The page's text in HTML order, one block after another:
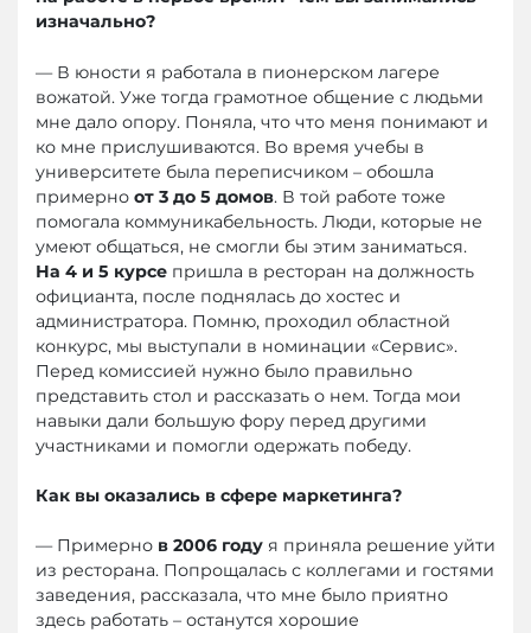
изначально?
— В юности я работала в пионерском лагере
вожатой. Уже тогда грамотное общение с людьми
мне дало опору. Поняла, что что меня понимают и
ко мне прислушиваются. Во время учебы в
университете была переписчиком – обошла
примерно от 3 до 5 домов. В той работе тоже
помогала коммуникабельность. Люди, которые не
умеют общаться, не смогли бы этим заниматься.
На 4 и 5 курсе пришла в ресторан на должность
официанта, после поднялась до хостес и
администратора. Помню, проходил областной
конкурс, мы выступали в номинации «Сервис».
Перед комиссией нужно было правильно
представить стол и рассказать о нем. Тогда мои
навыки дали большую фору перед другими
участниками и помогли одержать победу.
Как вы оказались в сфере маркетинга?
— Примерно в 2006 году я приняла решение уйти
из ресторана. Попрощалась с коллегами и гостями
заведения, рассказала, что мне было приятно
здесь работать – останутся хорошие